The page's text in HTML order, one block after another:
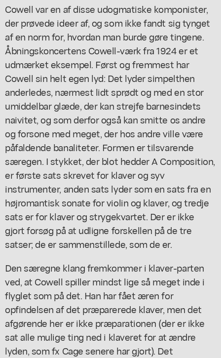
Cowell var en af disse udogmatiske komponister,
der prøvede ideer af, og som ikke fandt sig tynget
af en norm for, hvordan man burde gøre tingene.
Åbningskoncertens Cowell-værk fra 1924 er et
udmærket eksempel. Først og fremmest har
Cowell sin helt egen lyd: Det lyder simpelthen
anderledes, nærmest lidt sprødt og med en stor
umiddelbar glæde, der kan strejfe barnesindets
naivitet, og som derfor også kan smitte os andre
og forsone med meget, der hos andre ville være
påfaldende banaliteter. Formen er tilsvarende
særegen. I stykket, der blot hedder A Composition,
er første sats skrevet for klaver og syv
instrumenter, anden sats lyder som en sats fra en
højromantisk sonate for violin og klaver, og tredje
sats er for klaver og strygekvartet. Der er ikke
gjort forsøg på at udligne forskellen på de tre
satser; de er sammenstillede, som de er.
Den særegne klang fremkommer i klaver-parten
ved, at Cowell spiller mindst lige så meget inde i
flyglet som på det. Han har fået æren for
opfindelsen af det præparerede klaver, men det
afgørende her er ikke præparationen (der er ikke
sat alle mulige ting ned i klaveret for at ændre
lyden, som fx Cage senere har gjort). Det